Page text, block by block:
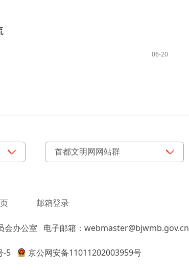
06-20
邮箱登录
会办公室 电子邮箱：webmaster@bjwmb.gov.cn
-5 京公网安备11011202003959号